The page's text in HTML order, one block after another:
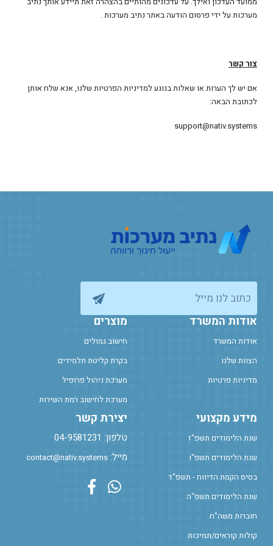
מערכות על ידי פרסום הודעה באתר נתיב מערכות .
צור קשר
אם יש לך הערות או שאלות בנוגע למדיניות הפרטיות שלנו, אנא שלח אותן
לכתובת הבאה:
support@nativ.systems
כתוב לנו מייל
אודות המשרד
אודות המשרד
הצוות שלנו
מדיניות פרטיות
מוצרים
חישוב גמולים
בקרת קליטת תלמידים
מערכת ניהול פרופיל
מערכת לחישוב רמת השירות
מידע מקצועי
שנת הלימודים תשפ"ז
שנת הלימודים תשפ"ו
בסיס הקמת הדיווח - תשפ"ד
שנת הלימודים תשפ"ה
חוברות משה"ח
קולות קוראים/תמיכות
יצירת קשר
טלפון: 04-9581231
מייל: contact@nativ.systems
Facebook Profile
Whatsapp